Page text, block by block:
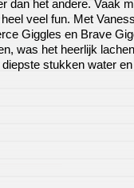
dan het andere. Vaak
veel fun. Met
Giggles en Brave
was het heerlijk
stukken water en